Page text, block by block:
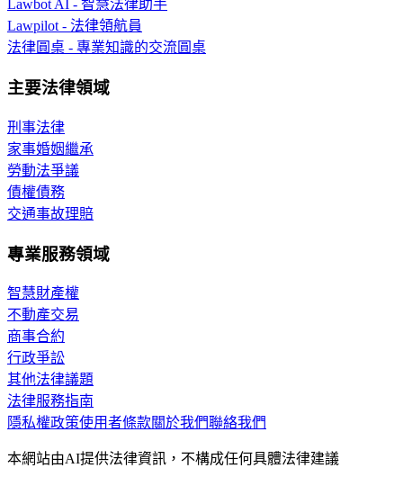
Lawbot AI - 智慧法律助手
Lawpilot - 法律領航員
法律圓桌 - 專業知識的交流圓桌
主要法律領域
刑事法律
家事婚姻繼承
勞動法爭議
債權債務
交通事故理賠
專業服務領域
智慧財產權
不動產交易
商事合約
行政爭訟
其他法律議題
法律服務指南
隱私權政策使用者條款關於我們聯絡我們
本網站由AI提供法律資訊，不構成任何具體法律建議